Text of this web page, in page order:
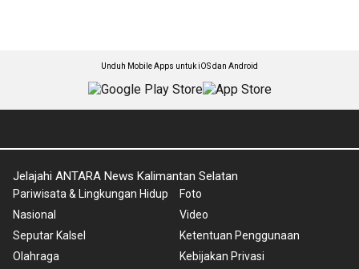
Unduh Mobile Apps untuk iOS dan Android
Jelajahi ANTARA News Kalimantan Selatan
Pariwisata & Lingkungan Hidup
Nasional
Seputar Kalsel
Olahraga
Foto
Video
Ketentuan Penggunaan
Kebijakan Privasi